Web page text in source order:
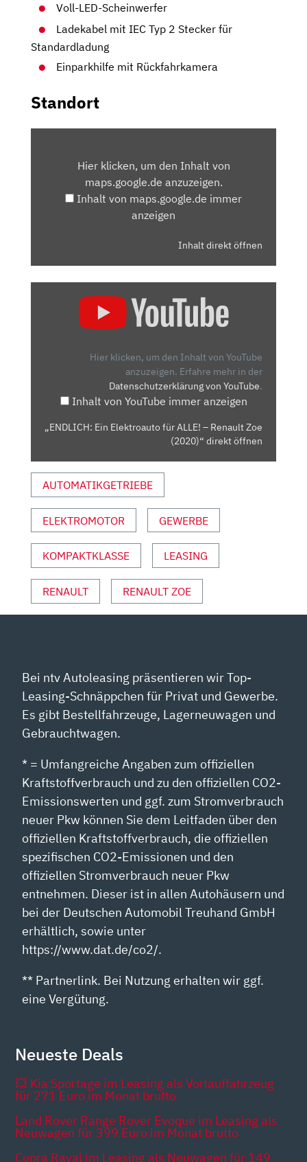
Voll-LED-Scheinwerfer
Ladekabel mit IEC Typ 2 Stecker für
Standardladung
Einparkhilfe mit Rückfahrkamera
Standort
MAPS.GOOGLE.DEHier klicken, um den Inhalt von
maps.google.de anzuzeigen.
Inhalt von maps.google.de immer
anzeigen
Inhalt direkt öffnen
ELEKTROAUTO
(2020)“
ANZEIGEN
Hier klicken, um den Inhalt von YouTube
anzuzeigen. Erfahre mehr in der
Datenschutzerklärung von YouTube.
Inhalt von YouTube immer anzeigen
„ENDLICH: Ein Elektroauto für ALLE! – Renault Zoe
(2020)“ direkt öffnen
AUTOMATIKGETRIEBE
ELEKTROMOTOR GEWERBE
KOMPAKTKLASSE LEASING
RENAULT RENAULT ZOE
Bei ntv Autoleasing präsentieren wir Top-
Leasing-Schnäppchen für Privat und Gewerbe.
Es gibt Bestellfahrzeuge, Lagerneuwagen und
Gebrauchtwagen.
* = Umfangreiche Angaben zum offiziellen
Kraftstoffverbrauch und zu den offiziellen CO2-
Emissionswerten und ggf. zum Stromverbrauch
neuer Pkw können Sie dem Leitfaden über den
offiziellen Kraftstoffverbrauch, die offiziellen
spezifischen CO2-Emissionen und den
offiziellen Stromverbrauch neuer Pkw
entnehmen. Dieser ist in allen Autohäusern und
bei der Deutschen Automobil Treuhand GmbH
erhältlich, sowie unter
https://www.dat.de/co2/.
** Partnerlink. Bei Nutzung erhalten wir ggf.
eine Vergütung.
Neueste Deals
💥 Kia Sportage im Leasing als Vorlauffahrzeug
für 271 Euro im Monat brutto
Land Rover Range Rover Evoque im Leasing als
Neuwagen für 399 Euro im Monat brutto
Cupra Raval im Leasing als Neuwagen für 149